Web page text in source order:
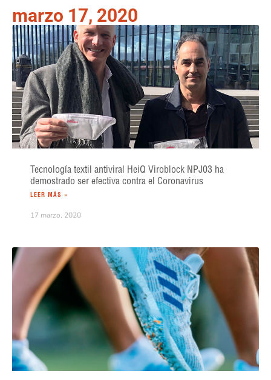
marzo 17, 2020
Tecnología textil antiviral HeiQ Viroblock NPJ03 ha
demostrado ser efectiva contra el Coronavirus
LEER MÁS »
17 marzo, 2020